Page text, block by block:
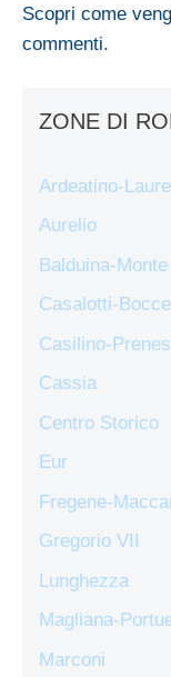
Scopri come
commenti.
ZONE DI
Ardeatino-
Aurelio
Balduina-
Casalotti-
Casilino-
Cassia
Centro Storico
Eur
Fregene-
Gregorio VII
Lunghezza
Magliana-
Marconi